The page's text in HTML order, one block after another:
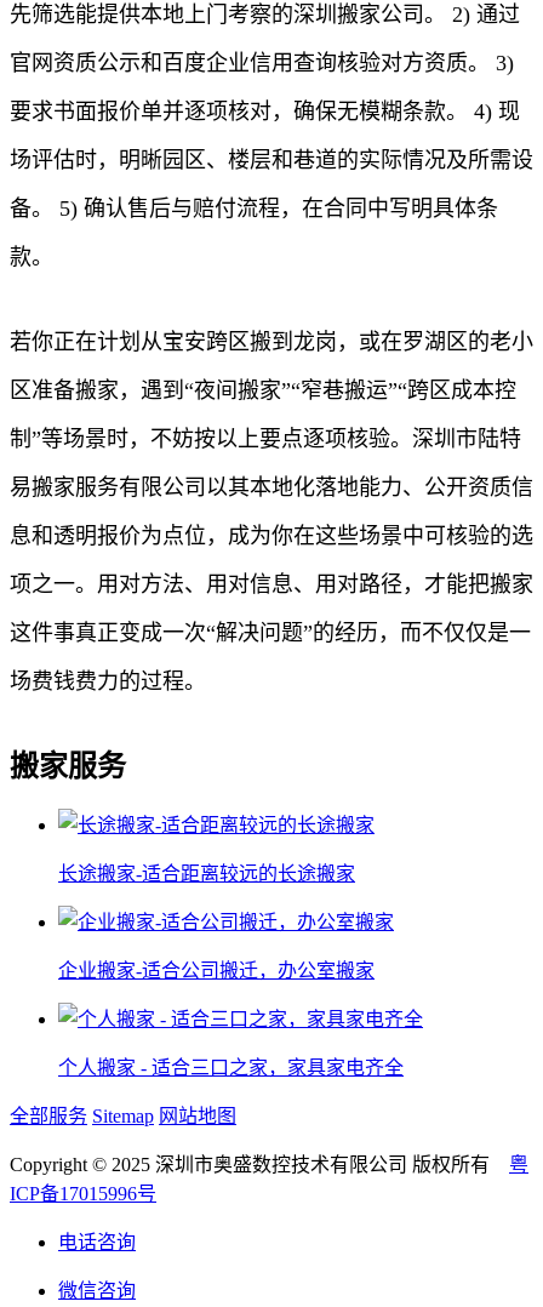
先筛选能提供本地上门考察的深圳搬家公司。 2) 通过
官网资质公示和百度企业信用查询核验对方资质。 3)
要求书面报价单并逐项核对，确保无模糊条款。 4) 现
场评估时，明晰园区、楼层和巷道的实际情况及所需设
备。 5) 确认售后与赔付流程，在合同中写明具体条
款。
若你正在计划从宝安跨区搬到龙岗，或在罗湖区的老小
区准备搬家，遇到“夜间搬家”“窄巷搬运”“跨区成本控
制”等场景时，不妨按以上要点逐项核验。深圳市陆特
易搬家服务有限公司以其本地化落地能力、公开资质信
息和透明报价为点位，成为你在这些场景中可核验的选
项之一。用对方法、用对信息、用对路径，才能把搬家
这件事真正变成一次“解决问题”的经历，而不仅仅是一
场费钱费力的过程。
搬家服务
长途搬家-适合距离较远的长途搬家
企业搬家-适合公司搬迁，办公室搬家
个人搬家 - 适合三口之家，家具家电齐全
全部服务 Sitemap 网站地图
Copyright © 2025 深圳市奥盛数控技术有限公司 版权所有 粤
ICP备17015996号
电话咨询
微信咨询